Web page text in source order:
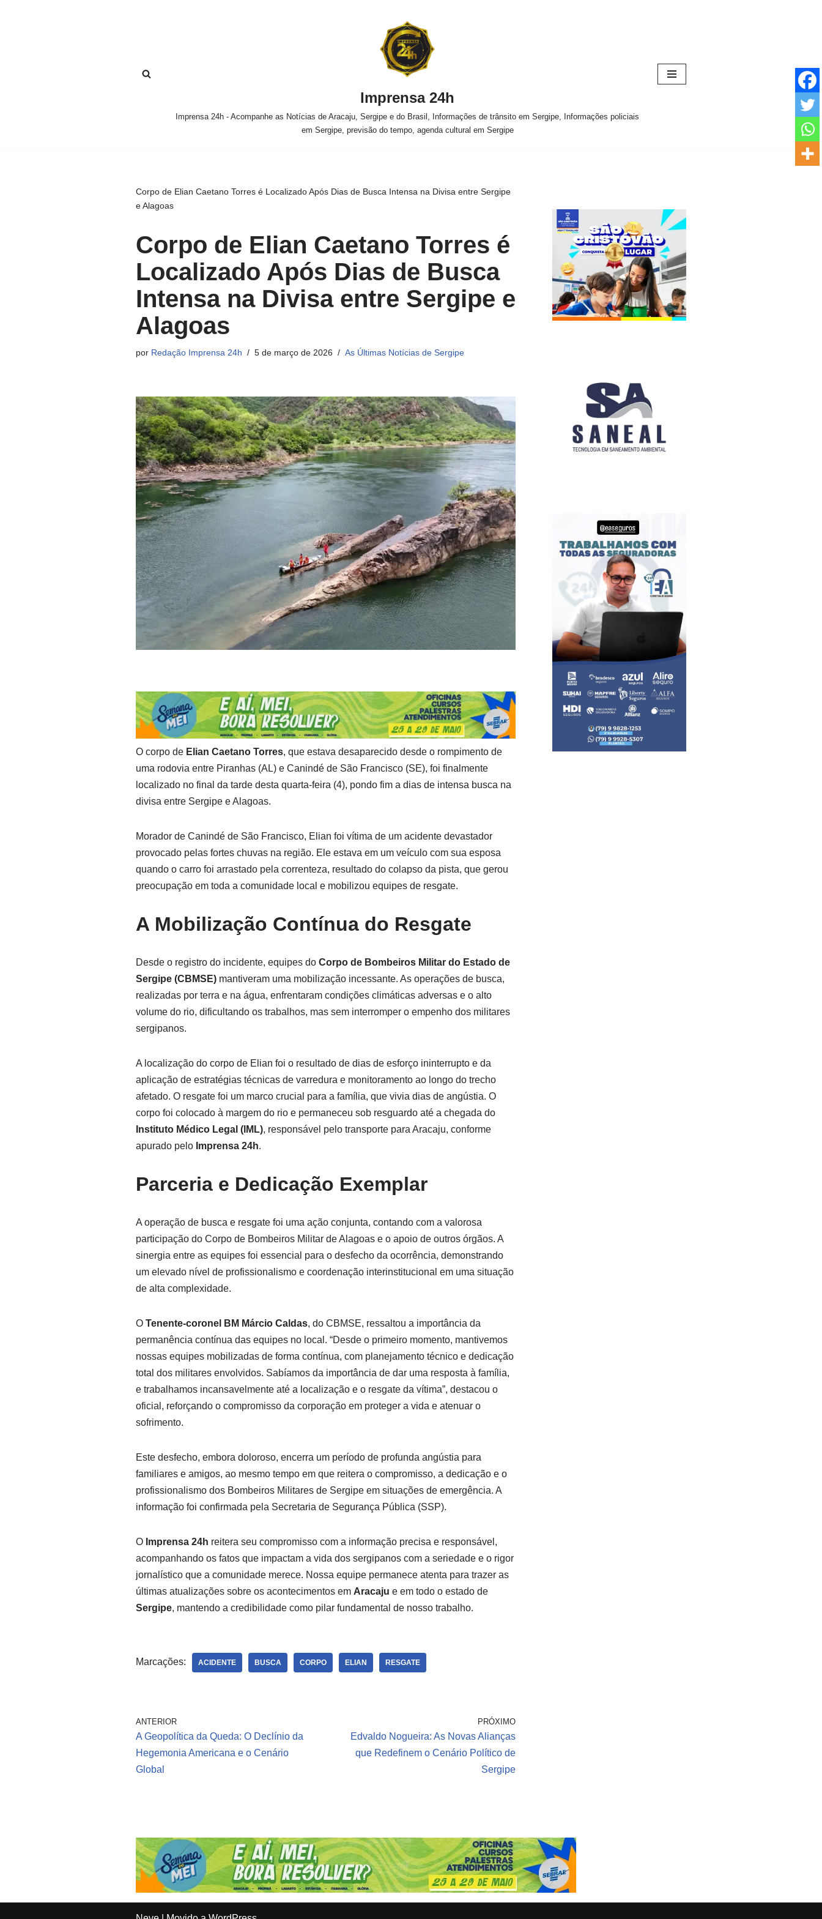
Imprensa 24h
Imprensa 24h - Acompanhe as Notícias de Aracaju, Sergipe e do Brasil, Informações de trânsito em Sergipe, Informações policiais
em Sergipe, previsão do tempo, agenda cultural em Sergipe
Corpo de Elian Caetano Torres é Localizado Após Dias de Busca Intensa na Divisa entre Sergipe
e Alagoas
Corpo de Elian Caetano Torres é
Localizado Após Dias de Busca
Intensa na Divisa entre Sergipe e
Alagoas
por Redação Imprensa 24h 5 de março de 2026 As Últimas Notícias de Sergipe
O corpo de Elian Caetano Torres, que estava desaparecido desde o rompimento de
uma rodovia entre Piranhas (AL) e Canindé de São Francisco (SE), foi finalmente
localizado no final da tarde desta quarta-feira (4), pondo fim a dias de intensa busca na
divisa entre Sergipe e Alagoas.
Morador de Canindé de São Francisco, Elian foi vítima de um acidente devastador
provocado pelas fortes chuvas na região. Ele estava em um veículo com sua esposa
quando o carro foi arrastado pela correnteza, resultado do colapso da pista, que gerou
preocupação em toda a comunidade local e mobilizou equipes de resgate.
A Mobilização Contínua do Resgate
Desde o registro do incidente, equipes do Corpo de Bombeiros Militar do Estado de
Sergipe (CBMSE) mantiveram uma mobilização incessante. As operações de busca,
realizadas por terra e na água, enfrentaram condições climáticas adversas e o alto
volume do rio, dificultando os trabalhos, mas sem interromper o empenho dos militares
sergipanos.
A localização do corpo de Elian foi o resultado de dias de esforço ininterrupto e da
aplicação de estratégias técnicas de varredura e monitoramento ao longo do trecho
afetado. O resgate foi um marco crucial para a família, que vivia dias de angústia. O
corpo foi colocado à margem do rio e permaneceu sob resguardo até a chegada do
Instituto Médico Legal (IML), responsável pelo transporte para Aracaju, conforme
apurado pelo Imprensa 24h.
Parceria e Dedicação Exemplar
A operação de busca e resgate foi uma ação conjunta, contando com a valorosa
participação do Corpo de Bombeiros Militar de Alagoas e o apoio de outros órgãos. A
sinergia entre as equipes foi essencial para o desfecho da ocorrência, demonstrando
um elevado nível de profissionalismo e coordenação interinstitucional em uma situação
de alta complexidade.
O Tenente-coronel BM Márcio Caldas, do CBMSE, ressaltou a importância da
permanência contínua das equipes no local. “Desde o primeiro momento, mantivemos
nossas equipes mobilizadas de forma contínua, com planejamento técnico e dedicação
total dos militares envolvidos. Sabíamos da importância de dar uma resposta à família,
e trabalhamos incansavelmente até a localização e o resgate da vítima”, destacou o
oficial, reforçando o compromisso da corporação em proteger a vida e atenuar o
sofrimento.
Este desfecho, embora doloroso, encerra um período de profunda angústia para
familiares e amigos, ao mesmo tempo em que reitera o compromisso, a dedicação e o
profissionalismo dos Bombeiros Militares de Sergipe em situações de emergência. A
informação foi confirmada pela Secretaria de Segurança Pública (SSP).
O Imprensa 24h reitera seu compromisso com a informação precisa e responsável,
acompanhando os fatos que impactam a vida dos sergipanos com a seriedade e o rigor
jornalístico que a comunidade merece. Nossa equipe permanece atenta para trazer as
últimas atualizações sobre os acontecimentos em Aracaju e em todo o estado de
Sergipe, mantendo a credibilidade como pilar fundamental de nosso trabalho.
Marcações: ACIDENTE BUSCA CORPO ELIAN RESGATE
ANTERIOR
A Geopolítica da Queda: O Declínio da
Hegemonia Americana e o Cenário
Global
PRÓXIMO
Edvaldo Nogueira: As Novas Alianças
que Redefinem o Cenário Político de
Sergipe